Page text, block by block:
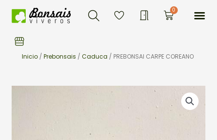
Buscar 0Carrito
Inicio / Prebonsais / Caduca / PREBONSAI CARPE COREANO